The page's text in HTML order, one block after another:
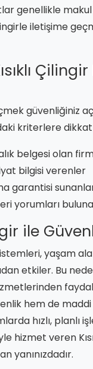
genellikle
iletişime
Çilingir
güvenliğiniz
kriterlere
belgesi olan
bilgisi verenler
garantisi
yorumları
ile
yaşam
etkiler. Bu
hem de
hızlı, planlı
hizmet veren
yanınızdadır.